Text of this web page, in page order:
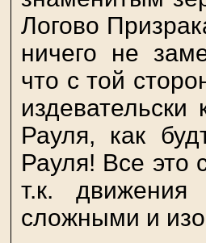
Логово
ничего не
что с той
Рауля, как
Рауля! Все это
т.к. движения
сложными и